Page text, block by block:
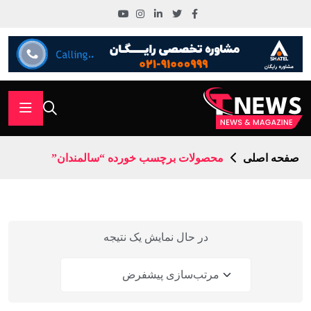
صفحه اصلی محصولات برچسب خورده “سالمندان”
در حال نمایش یک نتیجه